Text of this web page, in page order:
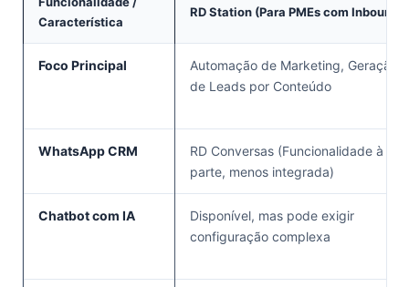
Característica
RD Station (Para PMEs com Inbound)
Foco Principal
Automação de Marketing, Geração
de Leads por Conteúdo
WhatsApp CRM
RD Conversas (Funcionalidade à
parte, menos integrada)
Chatbot com IA
Disponível, mas pode exigir
configuração complexa